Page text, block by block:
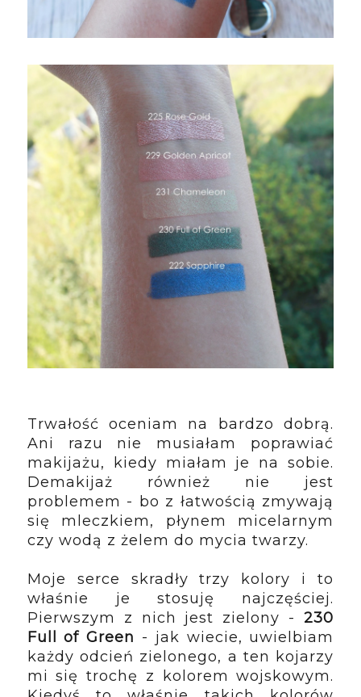
Trwałość oceniam na bardzo dobrą.
Ani razu nie musiałam poprawiać
makijażu, kiedy miałam je na sobie.
Demakijaż również nie jest
problemem - bo z łatwością zmywają
się mleczkiem, płynem micelarnym
czy wodą z żelem do mycia twarzy.
Moje serce skradły trzy kolory i to
właśnie je stosuję najczęściej.
Pierwszym z nich jest zielony - 230
Full of Green - jak wiecie, uwielbiam
każdy odcień zielonego, a ten kojarzy
mi się trochę z kolorem wojskowym.